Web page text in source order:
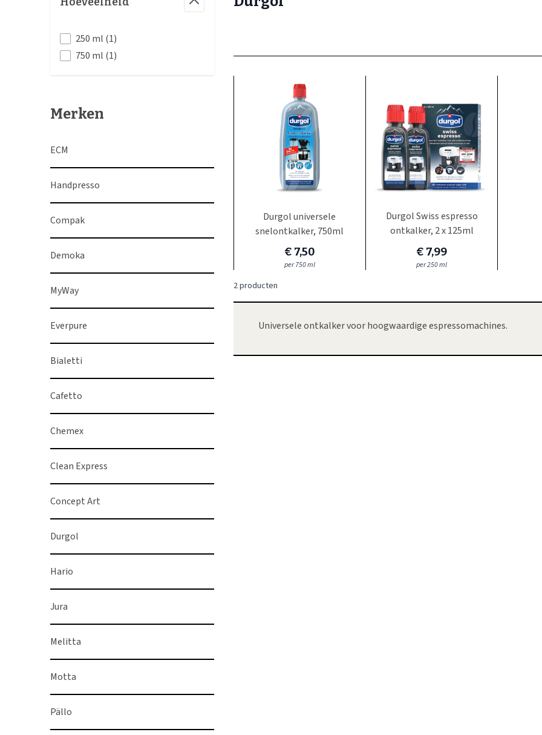
250 ml (1products available
)
750 ml (1products available
)
Durgol universele
snelontkalker, 750ml
€ 7,50
per 750 ml
Durgol Swiss espresso
ontkalker, 2 x 125ml
€ 7,99
per 250 ml
2producten
Universele ontkalker voor hoogwaardige espressomachines.
Merken
ECM
Handpresso
Compak
Demoka
MyWay
Everpure
Bialetti
Cafetto
Chemex
Clean Express
Concept Art
Durgol
Hario
Jura
Melitta
Motta
Pällo